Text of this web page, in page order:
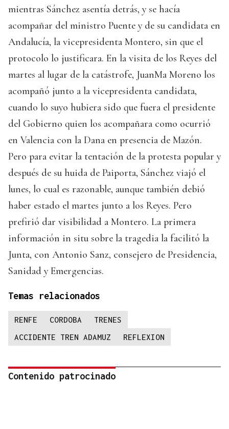
mientras Sánchez asentía detrás, y se hacía
acompañar del ministro Puente y de su candidata en
Andalucía, la vicepresidenta Montero, sin que el
protocolo lo justificara. En la visita de los Reyes del
martes al lugar de la catástrofe, JuanMa Moreno los
acompañó junto a la vicepresidenta candidata,
cuando lo suyo hubiera sido que fuera el presidente
del Gobierno quien los acompañara como ocurrió
en Valencia con la Dana en presencia de Mazón.
Pero para evitar la tentación de la protesta popular y
después de su huida de Paiporta, Sánchez viajó el
lunes, lo cual es razonable, aunque también debió
haber estado el martes junto a los Reyes. Pero
prefirió dar visibilidad a Montero. La primera
información in situ sobre la tragedia la facilitó la
Junta, con Antonio Sanz, consejero de Presidencia,
Sanidad y Emergencias.
Temas relacionados
RENFE CORDOBA
TRENES
ACCIDENTE TREN ADAMUZ
REFLEXION
Contenido patrocinado